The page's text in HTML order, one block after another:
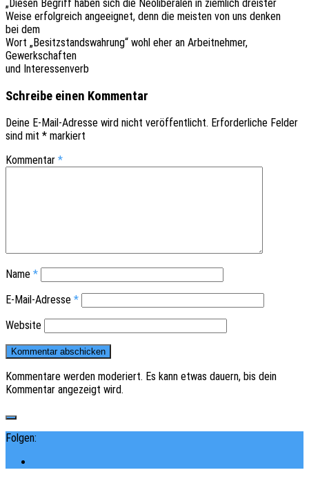
„Diesen Begriff haben sich die Neoli­be­ra­len in ziem­lich dreister
Weise erfolg­reich ange­eig­net, denn die meis­ten von uns denken
bei dem
Wort „Besitz­stands­wah­rung“ wohl eher an Arbeit­neh­mer,
Gewerkschaften
und Interessenverb
Schreibe einen Kommentar
Deine E-Mail-Adresse wird nicht veröffentlicht. Erforderliche Felder
sind mit * markiert
Kommentar *
Name *
E-Mail-Adresse *
Website
Kommentare werden moderiert. Es kann etwas dauern, bis dein
Kommentar angezeigt wird.
Folgen: